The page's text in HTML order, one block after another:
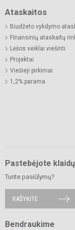
Ataskaitos
Biudžeto vykdymo
Finansinių ataskaitų
Lėšos veiklai viešinti
Projektai
Viešieji pirkimai
1,2% parama
Pastebėjote
Turite pasiūlymų?
RAŠYKITE
Bendraukime